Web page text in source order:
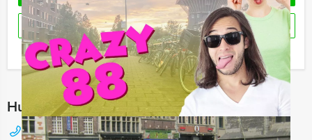
RESERVEREN
Ik heb een vraag over dit uitje
Hulp nodig bij het kiezen?
088 428 81 17